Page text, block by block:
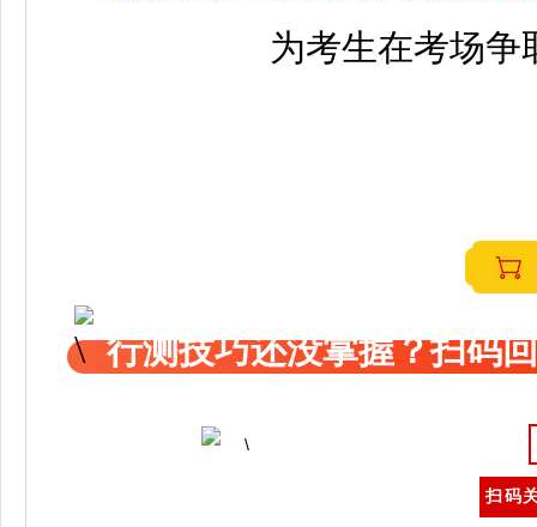
为考生在考场争
行测技巧还没掌握？扫码
扫码